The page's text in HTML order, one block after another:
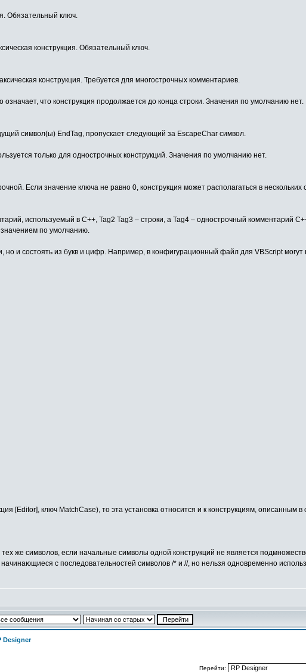
Обязательный ключ.
конструкция. Обязательный ключ.
конструкция. Требуется для многострочных комментариев.
что конструкция продолжается до конца строки. Значения по умолчанию нет.
символ(ы) EndTag, пропускает следующий за EscapeChar символ.
только для однострочных конструкций. Значения по умолчанию нет.
Если значение ключа не равно 0, конструкция может располагаться в
используемый в C++, Tag2 Tag3 – строки, а Tag4 – однострочный комментарий
по умолчанию.
но и состоять из букв и цифр. Например, в конфигурационный файл для VBScript
[Editor], ключ MatchCase), то эта установка относится и к конструкциям, описанным в
же символов, если начальные символы одной конструкций не является
с последовательностей символов /* и //, но нельзя одновременно
Designer
Перейти: